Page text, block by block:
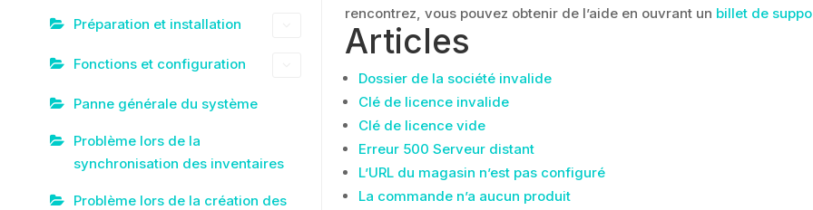
Préparation et installation
Fonctions et configuration
Panne générale du système
Problème lors de la
synchronisation des inventaires
Problème lors de la création des
rencontrez, vous pouvez obtenir de l’aide en ouvrant un billet de
Articles
Dossier de la société invalide
Clé de licence invalide
Clé de licence vide
Erreur 500 Serveur distant
L’URL du magasin n’est pas configuré
La commande n’a aucun produit